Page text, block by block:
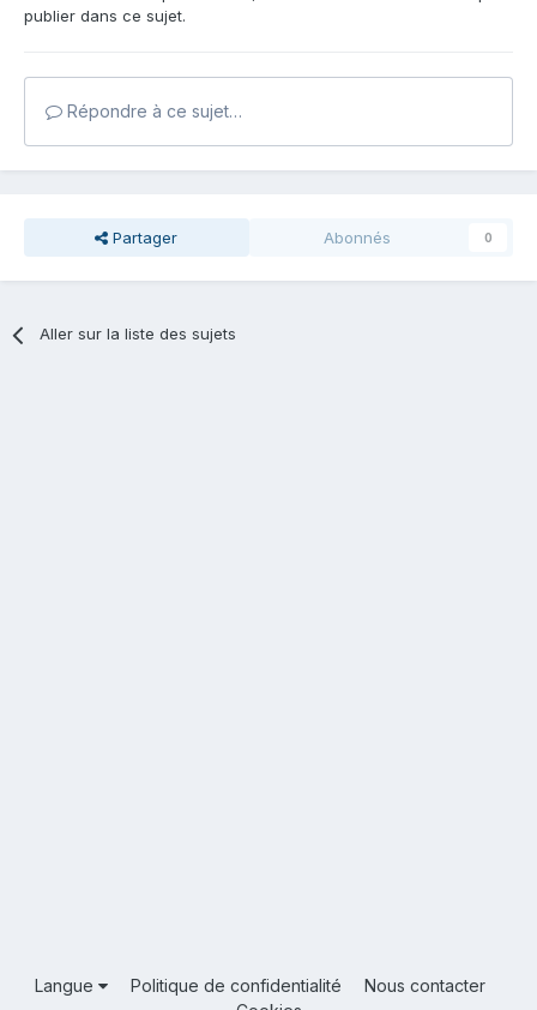
publier dans ce sujet.
Répondre à ce sujet…
Partager Abonnés 0
Aller sur la liste des sujets
Langue Politique de confidentialité
Nous contacter